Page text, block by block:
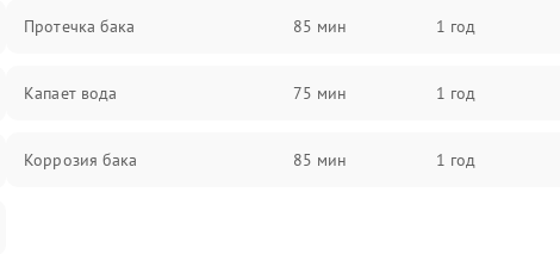
Протечка бака 85 мин 1 год
Капает вода 75 мин 1 год
Коррозия бака 85 мин 1 год